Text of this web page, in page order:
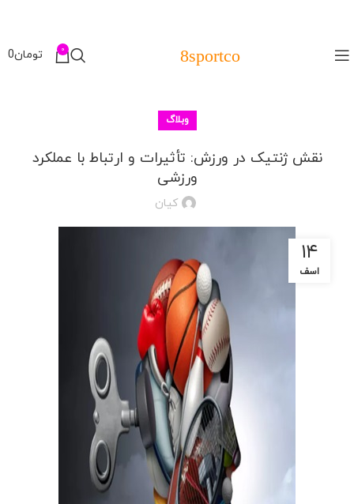
8sportco
0 تومان0
وبلاگ
نقش ژنتیک در ورزش: تأثیرات و ارتباط با عملکرد
ورزشی
کیان
۱۴
اسف